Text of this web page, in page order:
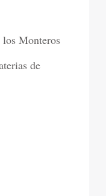
los Monteros
de